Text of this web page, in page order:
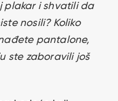
plakar i shvatili da
nosili? Koliko
pantalone,
ste zaboravili još